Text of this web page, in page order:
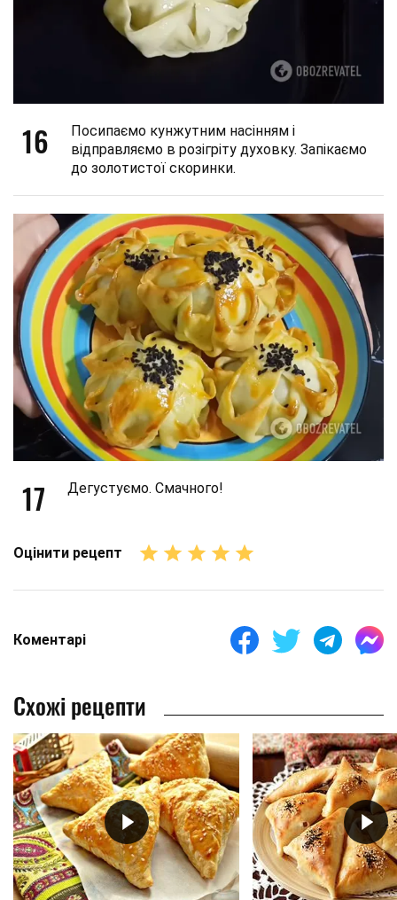
16
Посипаємо кунжутним насінням і
відправляємо в розігріту духовку. Запікаємо
до золотистої скоринки.
17 Дегустуємо. Смачного!
Оцінити рецепт
Коментарі
Схожі рецепти